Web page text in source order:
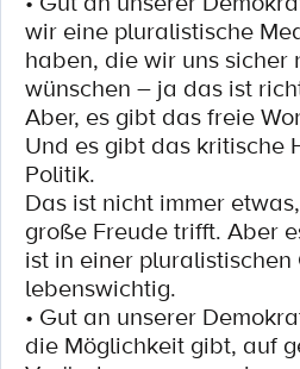
wir eine pluralistische
haben, die wir uns
wünschen – ja das ist
Aber, es gibt das freie
Und es gibt das kritische
Politik.
Das ist nicht immer
große Freude trifft. Aber
ist in einer
lebenswichtig.
• Gut an unserer
die Möglichkeit gibt, auf